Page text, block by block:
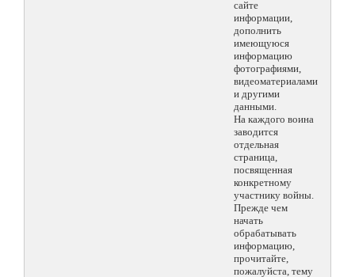
сайте
информации,
дополнить
имеющуюся
информацию
фотографиями,
видеоматериалами
и другими
данными.
На каждого воина
заводится
отдельная
страница,
посвященная
конкретному
участнику войны.
Прежде чем
начать
обрабатывать
информацию,
прочитайте,
пожалуйста, тему